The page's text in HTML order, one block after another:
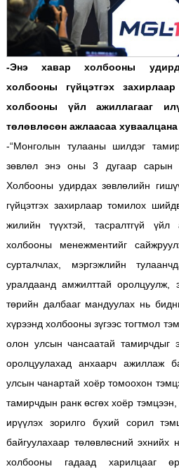
-Энэ хавар холбооны
холбооны гүйцэтгэх
холбооны үйл ажиллагааг
төлөвлөсөн ажлаасаа хуваалцана
-“Монголын тулааны шилдэг
зөвлөл энэ оны 3 дугаар сарын
Холбооны удирдах зөвлөлийн
гүйцэтгэх захирлаар томилох
жилийн түүхтэй, тасралтгүй үйл
холбооны менежментийг
сурталчлах, мэргэжлийн
уралдаанд амжилттай оролцуулж,
төрийн далбааг мандуулах нь
хүрээнд холбооны зүгээс тогтмол
олон улсын чансаатай тамирчдыг
оролцуулахад анхаарч ажиллаж
улсын чанартай хоёр томоохон
тамирчдын ранк өсгөх хоёр
ирүүлэх зорилго бүхий сорил
байгуулахаар төлөвлөсний
холбооны гадаад харилцааг